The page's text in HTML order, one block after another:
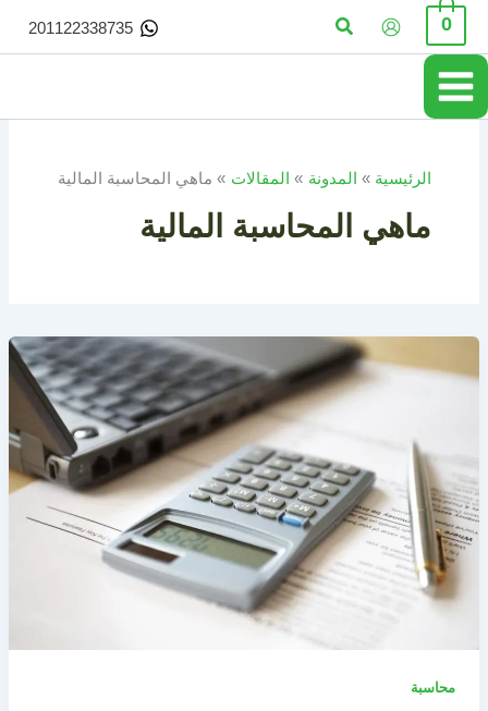
تخطي
المحتوى
0 البحث 201122338735
الرئيسية المدونة المقالات ماهي المحاسبة المالية
ماهي المحاسبة المالية
محاسبة